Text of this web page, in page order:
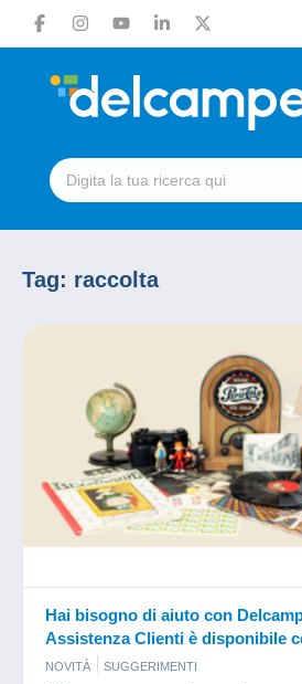
Tag: raccolta
Hai bisogno di aiuto con
Assistenza Clienti è disponibile
NOVITÀ SUGGERIMENTI